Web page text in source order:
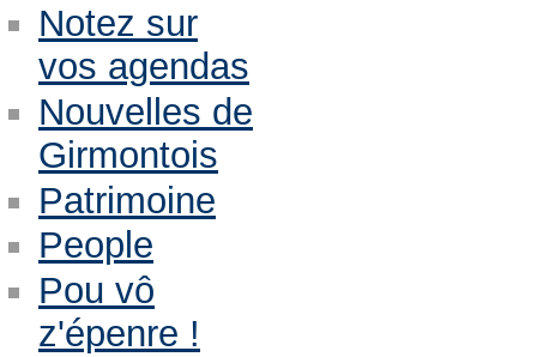
Notez sur
vos agendas
Nouvelles de
Girmontois
Patrimoine
People
Pou vô
z'épenre !